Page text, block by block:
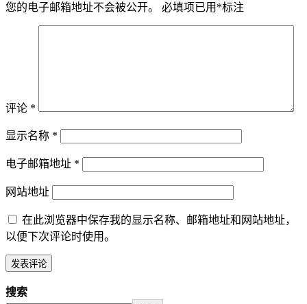
您的电子邮箱地址不会被公开。 必填项已用 *标注
评论 *
显示名称 *
电子邮箱地址 *
网站地址
在此浏览器中保存我的显示名称、邮箱地址和网站地址，
以便下次评论时使用。
搜索